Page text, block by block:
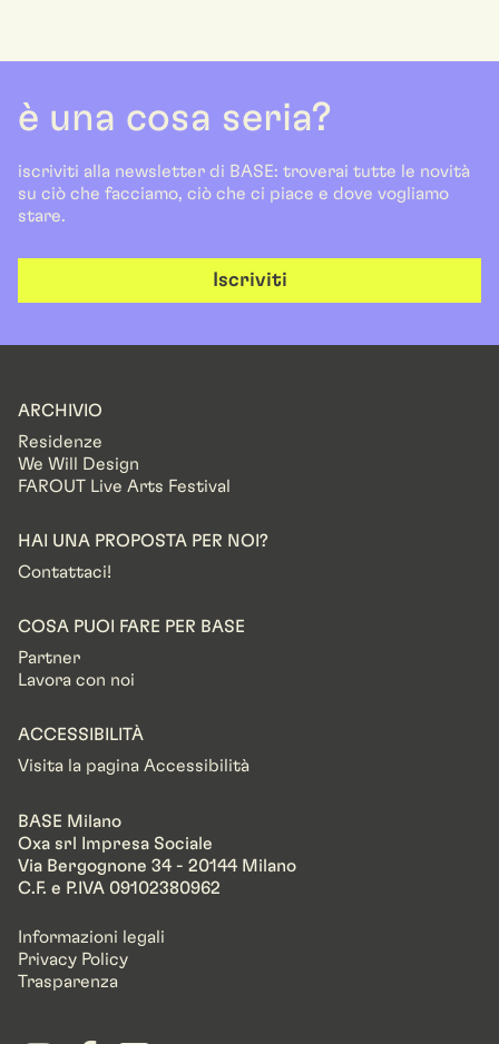
è una cosa seria?
iscriviti alla newsletter di BASE: troverai tutte le novità
su ciò che facciamo, ciò che ci piace e dove vogliamo
stare.
Iscriviti
ARCHIVIO
Residenze
We Will Design
FAROUT Live Arts Festival
HAI UNA PROPOSTA PER NOI?
Contattaci!
COSA PUOI FARE PER BASE
Partner
Lavora con noi
ACCESSIBILITÀ
Visita la pagina Accessibilità
BASE Milano
Oxa srl Impresa Sociale
Via Bergognone 34 - 20144 Milano
C.F. e P.IVA 09102380962
Informazioni legali
Privacy Policy
Trasparenza